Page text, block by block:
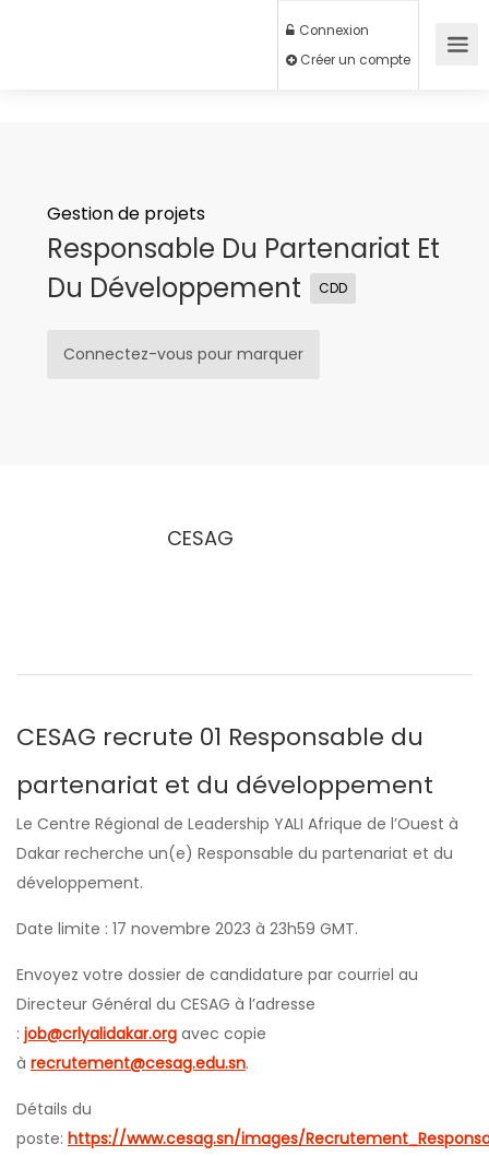
Connexion
Créer un compte
Gestion de projets
Responsable Du Partenariat Et
Du Développement
CDD
Connectez-vous pour marquer
CESAG
CESAG recrute 01 Responsable du
partenariat et du développement
Le Centre Régional de Leadership YALI Afrique de l’Ouest à
Dakar recherche un(e) Responsable du partenariat et du
développement.
Date limite : 17 novembre 2023 à 23h59 GMT.
Envoyez votre dossier de candidature par courriel au
Directeur Général du CESAG à l’adresse
: job@crlyalidakar.org avec copie
à recrutement@cesag.edu.sn.
Détails du
poste: https://www.cesag.sn/images/